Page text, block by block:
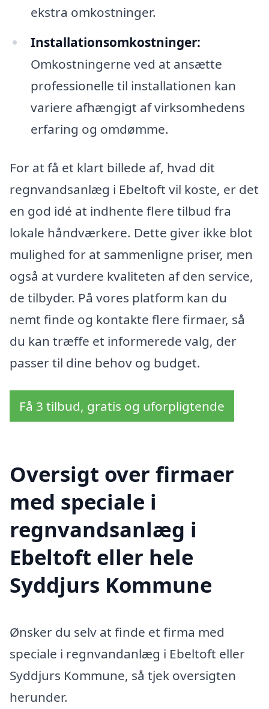
ekstra omkostninger.
Installationsomkostninger:
Omkostningerne ved at ansætte
professionelle til installationen kan
variere afhængigt af virksomhedens
erfaring og omdømme.
For at få et klart billede af, hvad dit
regnvandsanlæg i Ebeltoft vil koste, er det
en god idé at indhente flere tilbud fra
lokale håndværkere. Dette giver ikke blot
mulighed for at sammenligne priser, men
også at vurdere kvaliteten af den service,
de tilbyder. På vores platform kan du
nemt finde og kontakte flere firmaer, så
du kan træffe et informerede valg, der
passer til dine behov og budget.
Få 3 tilbud, gratis og uforpligtende
Oversigt over firmaer
med speciale i
regnvandsanlæg i
Ebeltoft eller hele
Syddjurs Kommune
Ønsker du selv at finde et firma med
speciale i regnvandanlæg i Ebeltoft eller
Syddjurs Kommune, så tjek oversigten
herunder.